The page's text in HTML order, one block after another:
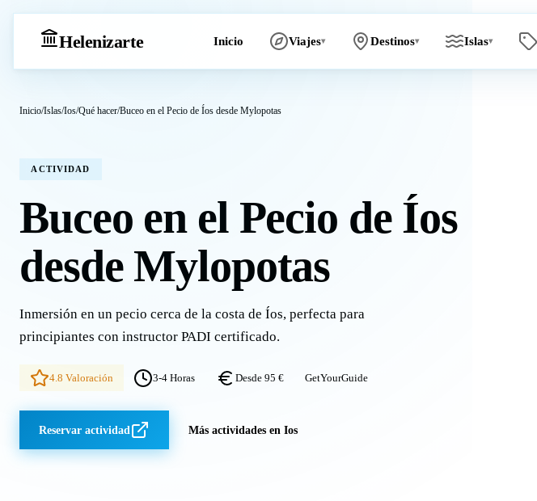
Helenizarte Inicio Viajes▾ Destinos▾ Islas▾
Inicio/Islas/Ios/Qué hacer/Buceo en el Pecio de Íos desde Mylopotas
ACTIVIDAD
Buceo en el Pecio de Íos
desde Mylopotas
Inmersión en un pecio cerca de la costa de Íos, perfecta para
principiantes con instructor PADI certificado.
4.8 Valoración 3-4 Horas Desde 95 € GetYourGuide
Reservar actividad Más actividades en Ios